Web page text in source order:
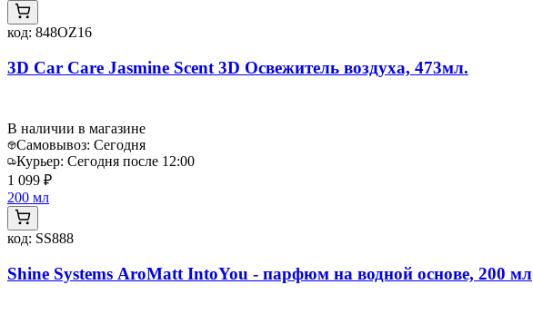
код: 848OZ16
3D Car Care Jasmine Scent 3D Освежитель воздуха, 473мл.
В наличии в магазине
Самовывоз: Сегодня
Курьер: Сегодня после 12:00
1 099 ₽
200 мл
код: SS888
Shine Systems AroMatt IntoYou - парфюм на водной основе, 200 мл